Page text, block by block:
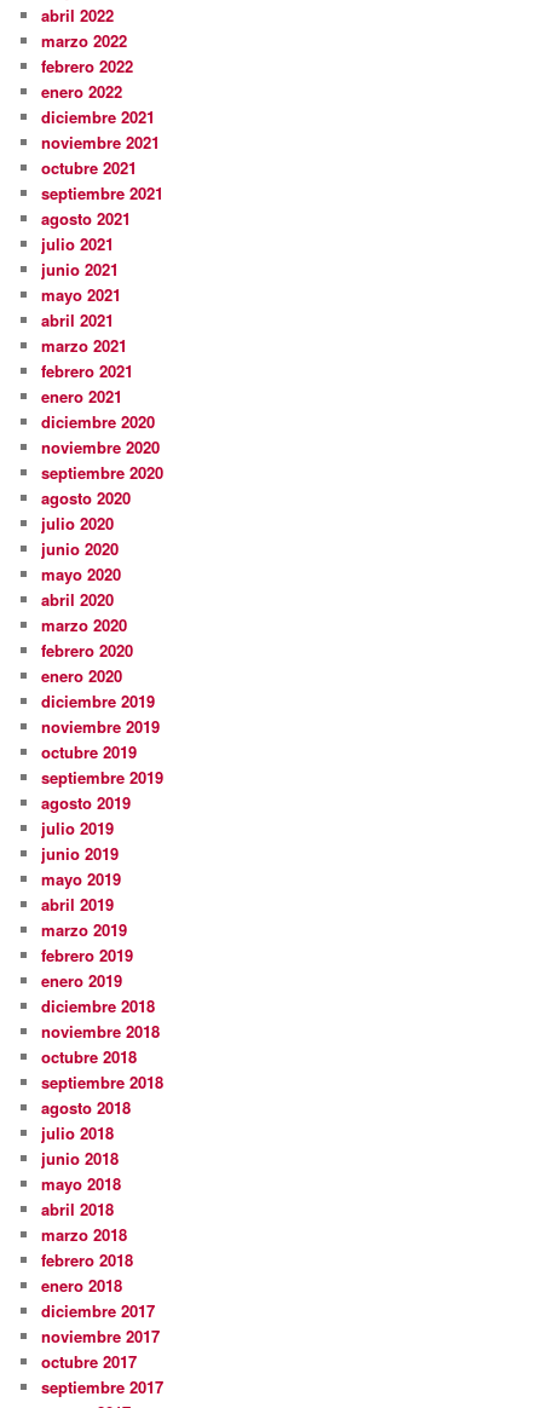
abril 2022
marzo 2022
febrero 2022
enero 2022
diciembre 2021
noviembre 2021
octubre 2021
septiembre 2021
agosto 2021
julio 2021
junio 2021
mayo 2021
abril 2021
marzo 2021
febrero 2021
enero 2021
diciembre 2020
noviembre 2020
septiembre 2020
agosto 2020
julio 2020
junio 2020
mayo 2020
abril 2020
marzo 2020
febrero 2020
enero 2020
diciembre 2019
noviembre 2019
octubre 2019
septiembre 2019
agosto 2019
julio 2019
junio 2019
mayo 2019
abril 2019
marzo 2019
febrero 2019
enero 2019
diciembre 2018
noviembre 2018
octubre 2018
septiembre 2018
agosto 2018
julio 2018
junio 2018
mayo 2018
abril 2018
marzo 2018
febrero 2018
enero 2018
diciembre 2017
noviembre 2017
octubre 2017
septiembre 2017